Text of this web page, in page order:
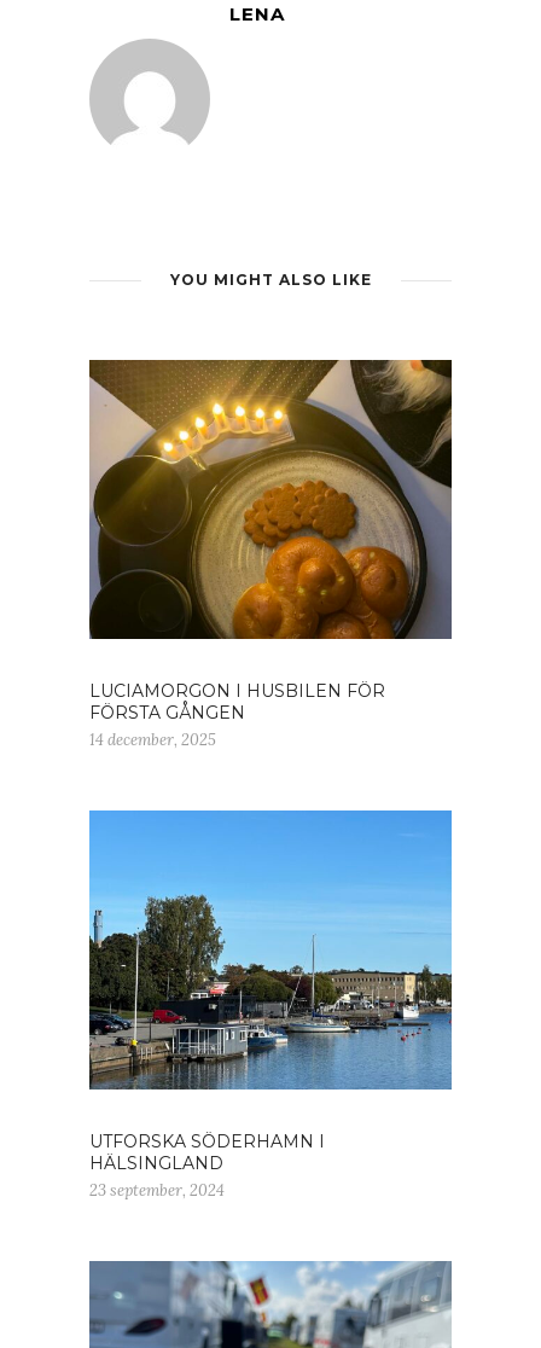
LENA
YOU MIGHT ALSO LIKE
LUCIAMORGON I HUSBILEN FÖR
FÖRSTA GÅNGEN
14 december, 2025
UTFORSKA SÖDERHAMN I
HÄLSINGLAND
23 september, 2024